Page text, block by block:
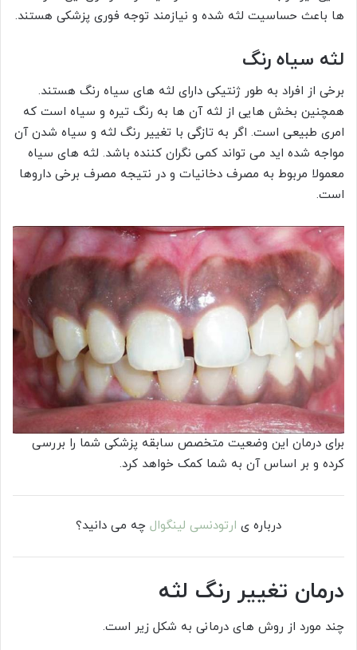
ها باعث حساسیت لثه شده و نیازمند توجه فوری پزشکی هستند.
لثه سیاه رنگ
برخی از افراد به طور ژنتیکی دارای لثه های سیاه رنگ هستند.
همچنین بخش هایی از لثه آن ها به رنگ تیره و سیاه است که
امری طبیعی است. اگر به تازگی با تغییر رنگ لثه و سیاه شدن آن
مواجه شده اید می تواند کمی نگران کننده باشد. لثه های سیاه
معمولا مربوط به مصرف دخانیات و در نتیجه مصرف برخی داروها
است.
برای درمان این وضعیت متخصص سابقه پزشکی شما را بررسی
کرده و بر اساس آن به شما کمک خواهد کرد.
درباره ی ارتودنسی لینگوال چه می دانید؟
درمان تغییر رنگ لثه
چند مورد از روش های درمانی به شکل زیر است.